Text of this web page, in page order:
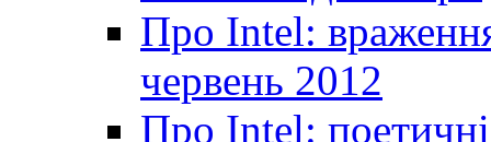
Про Intel:
червень 2012
Про Intel: